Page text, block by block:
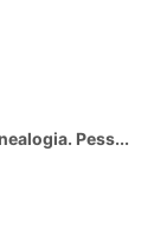
Pess...